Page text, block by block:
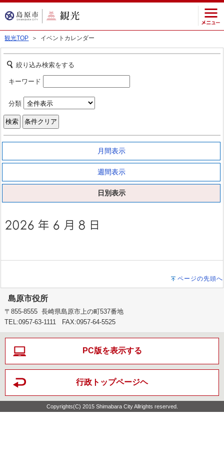
観光TOP ＞ イベントカレンダー
絞り込み検索をする
キーワード
分類
月間表示
週間表示
日別表示
ページの先頭へ
島原市役所
〒855-8555 長崎県島原市上の町537番地
TEL:0957-63-1111 FAX:0957-64-5525
PC版を表示する
行政トップページヘ
Copyrights(C) 2015 Shimabara City Allrights reserved.